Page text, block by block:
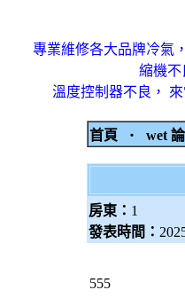
專業維修各大品牌冷氣
縮機不
溫度控制器不良，
首頁 ‧ wet
房東： 1
發表時間：
555